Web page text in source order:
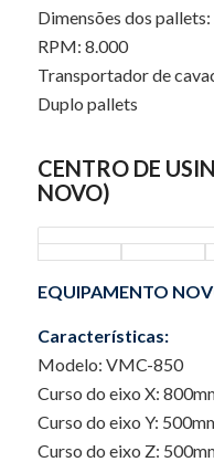
Dimensões dos
RPM: 8.000
Transportador de
Duplo pallets
CENTRO DE
NOVO)
EQUIPAMENTO
Características:
Modelo: VMC-850
Curso do eixo X:
Curso do eixo Y:
Curso do eixo Z: